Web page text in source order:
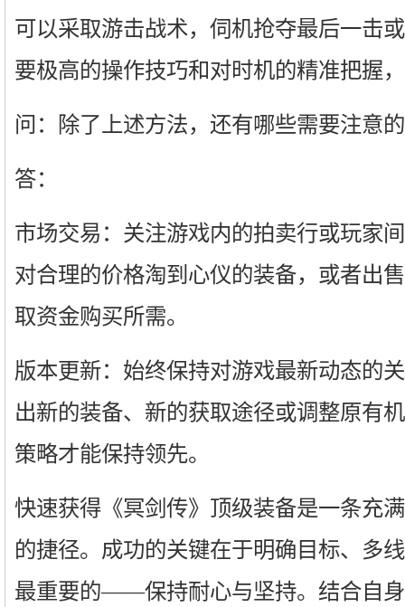
可以采取游击战术，伺机抢夺最后一击
要极高的操作技巧和对时机的精准把握
问：除了上述方法，还有哪些需要注意
答：
市场交易：关注游戏内的拍卖行或玩家
对合理的价格淘到心仪的装备，或者出
取资金购买所需。
版本更新：始终保持对游戏最新动态的
出新的装备、新的获取途径或调整原有
策略才能保持领先。
快速获得《冥剑传》顶级装备是一条充
的捷径。成功的关键在于明确目标、多
最重要的——保持耐心与坚持。结合自